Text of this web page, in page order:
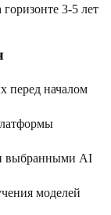
3-5 лет
перед началом
выбранными AI
моделей